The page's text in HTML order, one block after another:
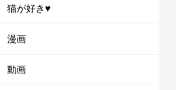
猫が好き♥
漫画
動画